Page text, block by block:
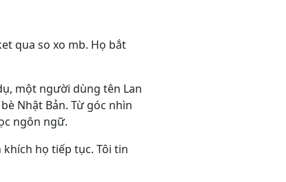
qua so xo mb. Họ bắt
một người dùng tên Lan
Nhật Bản. Từ góc nhìn
ngôn ngữ.
họ tiếp tục. Tôi tin